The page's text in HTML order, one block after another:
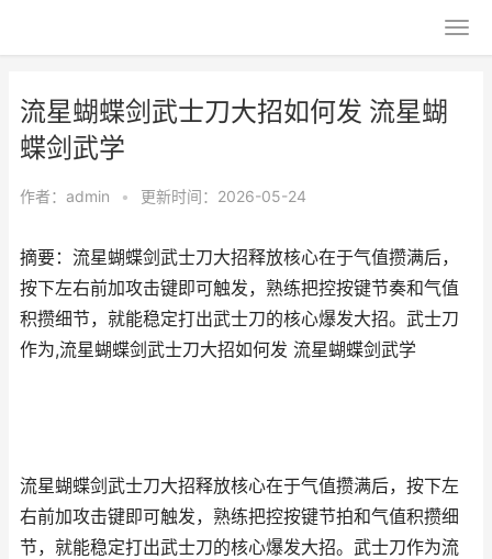
流星蝴蝶剑武士刀大招如何发 流星蝴
蝶剑武学
作者： admin • 更新时间：2026-05-24
摘要：流星蝴蝶剑武士刀大招释放核心在于气值攒满后，
按下左右前加攻击键即可触发，熟练把控按键节奏和气值
积攒细节，就能稳定打出武士刀的核心爆发大招。武士刀
作为,流星蝴蝶剑武士刀大招如何发 流星蝴蝶剑武学
流星蝴蝶剑武士刀大招释放核心在于气值攒满后，按下左
右前加攻击键即可触发，熟练把控按键节拍和气值积攒细
节，就能稳定打出武士刀的核心爆发大招。武士刀作为流